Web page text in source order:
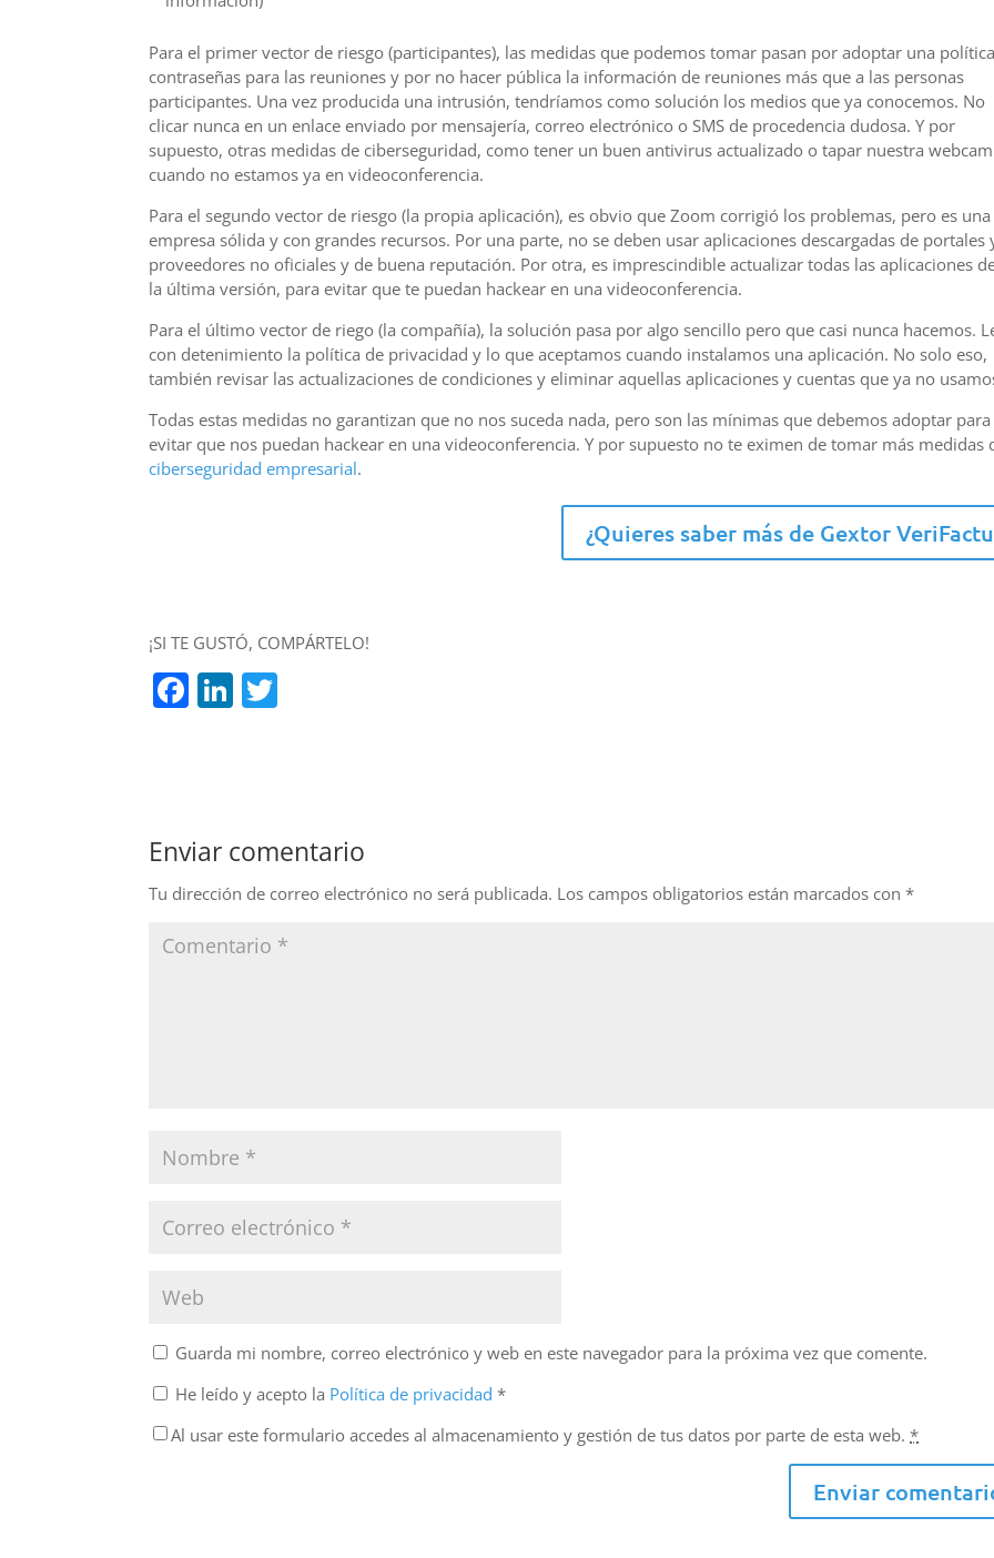
Para el primer vector de riesgo (participantes), las medidas que podemos tomar pasan por adoptar una
contraseñas para las reuniones y por no hacer pública la información de reuniones más que a las personas
participantes. Una vez producida una intrusión, tendríamos como solución los medios que ya conocemos. No
clicar nunca en un enlace enviado por mensajería, correo electrónico o SMS de procedencia dudosa. Y por
supuesto, otras medidas de ciberseguridad, como tener un buen antivirus actualizado o tapar nuestra webcam
cuando no estamos ya en videoconferencia.
Para el segundo vector de riesgo (la propia aplicación), es obvio que Zoom corrigió los problemas, pero es una
empresa sólida y con grandes recursos. Por una parte, no se deben usar aplicaciones descargadas de portales
proveedores no oficiales y de buena reputación. Por otra, es imprescindible actualizar todas las aplicaciones
la última versión, para evitar que te puedan hackear en una videoconferencia.
Para el último vector de riego (la compañía), la solución pasa por algo sencillo pero que casi nunca hacemos.
con detenimiento la política de privacidad y lo que aceptamos cuando instalamos una aplicación. No solo eso,
también revisar las actualizaciones de condiciones y eliminar aquellas aplicaciones y cuentas que ya no
Todas estas medidas no garantizan que no nos suceda nada, pero son las mínimas que debemos adoptar para
evitar que nos puedan hackear en una videoconferencia. Y por supuesto no te eximen de tomar más medidas
ciberseguridad empresarial.
¿Quieres saber más de Gextor
¡SI TE GUSTÓ, COMPÁRTELO!
F
b
o
o
k
Li
n
Enviar comentario
Tu dirección de correo electrónico no será publicada. Los campos obligatorios están marcados con*
Guarda mi nombre, correo electrónico y web en este navegador para la próxima vez que comente.
He leído y acepto la Política de privacidad*
Al usar este formulario accedes al almacenamiento y gestión de tus datos por parte de esta web.*